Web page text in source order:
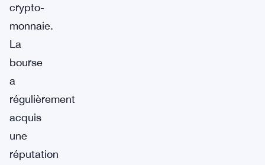
crypto-
monnaie.
La
bourse
a
régulièrement
acquis
une
réputation